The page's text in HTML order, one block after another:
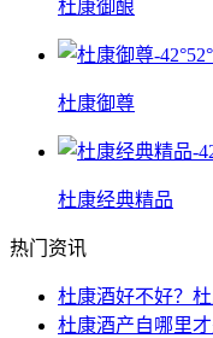
杜康御酿
杜康御尊
杜康经典精品
热门资讯
杜康酒好不好？
杜康酒产自哪里